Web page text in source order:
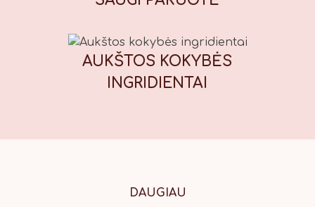
kurių sočiųjų riebalų rūgščių: 1,7 g,
angliavandeniai: 71 g, iš kurių
cukrų: 56 g, baltymai: 7,8 g, druska:
AUKŠTOS KOKYBĖS
INGRIDIENTAI
DAUGIAU